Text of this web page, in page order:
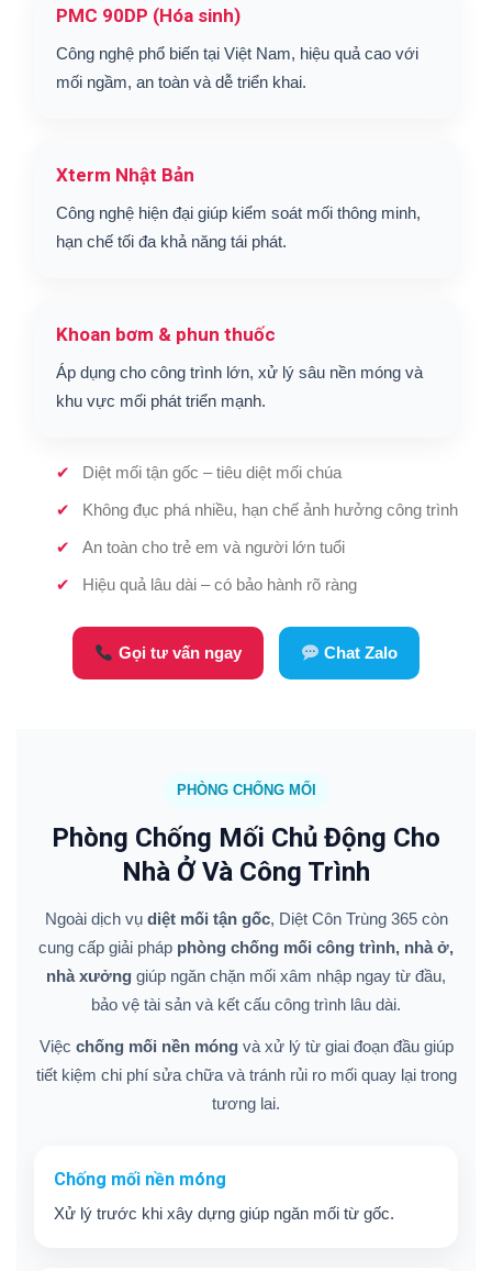
PMC 90DP (Hóa sinh)
Công nghệ phổ biến tại Việt Nam, hiệu quả cao với
mối ngầm, an toàn và dễ triển khai.
Xterm Nhật Bản
Công nghệ hiện đại giúp kiểm soát mối thông minh,
hạn chế tối đa khả năng tái phát.
Khoan bơm & phun thuốc
Áp dụng cho công trình lớn, xử lý sâu nền móng và
khu vực mối phát triển mạnh.
Diệt mối tận gốc – tiêu diệt mối chúa
Không đục phá nhiều, hạn chế ảnh hưởng công trình
An toàn cho trẻ em và người lớn tuổi
Hiệu quả lâu dài – có bảo hành rõ ràng
Gọi tư vấn ngay Chat Zalo
PHÒNG CHỐNG MỐI
Phòng Chống Mối Chủ Động Cho
Nhà Ở Và Công Trình
Ngoài dịch vụ diệt mối tận gốc, Diệt Côn Trùng 365 còn
cung cấp giải pháp phòng chống mối công trình, nhà ở,
nhà xưởng giúp ngăn chặn mối xâm nhập ngay từ đầu,
bảo vệ tài sản và kết cấu công trình lâu dài.
Việc chống mối nền móngvà xử lý từ giai đoạn đầu giúp
tiết kiệm chi phí sửa chữa và tránh rủi ro mối quay lại trong
tương lai.
Chống mối nền móng
Xử lý trước khi xây dựng giúp ngăn mối từ gốc.